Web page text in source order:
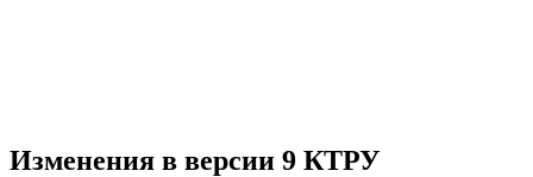
Изменения в версии 9 КТРУ